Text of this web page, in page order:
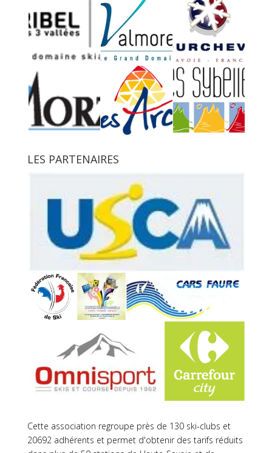
LES PARTENAIRES
Cette association regroupe près de 130 ski-clubs et
20692 adhérents et permet d'obtenir des tarifs réduits